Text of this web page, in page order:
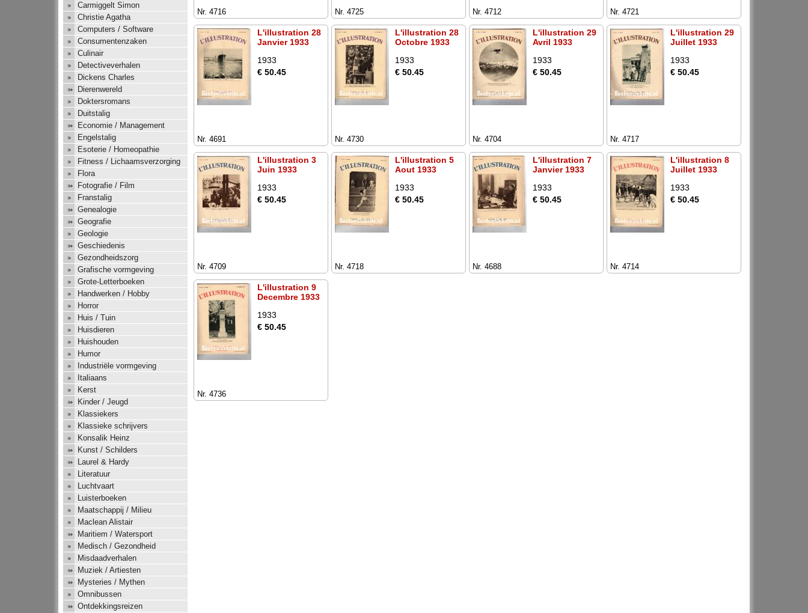
Nr. 4716 Nr. 4725 Nr. 4712 Nr. 4721
L'illustration 28
Janvier 1933
1933
€ 50.45
Nr. 4691
L'illustration 28
Octobre 1933
1933
€ 50.45
Nr. 4730
L'illustration 29
Avril 1933
1933
€ 50.45
Nr. 4704
L'illustration 29
Juillet 1933
1933
€ 50.45
Nr. 4717
L'illustration 3
Juin 1933
1933
€ 50.45
Nr. 4709
L'illustration 5
Aout 1933
1933
€ 50.45
Nr. 4718
L'illustration 7
Janvier 1933
1933
€ 50.45
Nr. 4688
L'illustration 8
Juillet 1933
1933
€ 50.45
Nr. 4714
L'illustration 9
Decembre 1933
1933
€ 50.45
Nr. 4736
Carmiggelt Simon
Christie Agatha
Computers / Software
Consumentenzaken
Culinair
Detectiveverhalen
Dickens Charles
Dierenwereld
Doktersromans
Duitstalig
Economie / Management
Engelstalig
Esoterie / Homeopathie
Fitness / Lichaamsverzorging
Flora
Fotografie / Film
Franstalig
Genealogie
Geografie
Geologie
Geschiedenis
Gezondheidszorg
Grafische vormgeving
Grote-Letterboeken
Handwerken / Hobby
Horror
Huis / Tuin
Huisdieren
Huishouden
Humor
Industriële vormgeving
Italiaans
Kerst
Kinder / Jeugd
Klassiekers
Klassieke schrijvers
Konsalik Heinz
Kunst / Schilders
Laurel & Hardy
Literatuur
Luchtvaart
Luisterboeken
Maatschappij / Milieu
Maclean Alistair
Maritiem / Watersport
Medisch / Gezondheid
Misdaadverhalen
Muziek / Artiesten
Mysteries / Mythen
Omnibussen
Ontdekkingsreizen